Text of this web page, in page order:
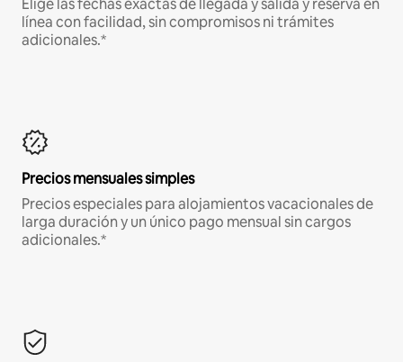
Elige las fechas exactas de llegada y salida y reserva en
línea con facilidad, sin compromisos ni trámites
adicionales.*
Precios mensuales simples
Precios especiales para alojamientos vacacionales de
larga duración y un único pago mensual sin cargos
adicionales.*